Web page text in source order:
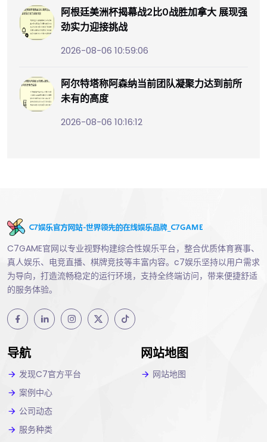
阿根廷美洲杯揭幕战2比0战胜加拿大 展现强
劲实力迎接挑战
2026-08-06 10:59:06
阿尔特塔称阿森纳当前团队凝聚力达到前所
未有的高度
2026-08-06 10:16:12
C7GAME官网以专业视野构建综合性娱乐平台，整合优质体育赛事、
真人娱乐、电竞直播、棋牌竞技等丰富内容。c7娱乐坚持以用户需求
为导向，打造流畅稳定的运行环境，支持全终端访问，带来便捷舒适
的服务体验。
导航
发现C7官方平台
案例中心
公司动态
服务种类
网站地图
网站地图